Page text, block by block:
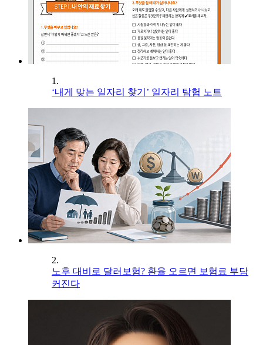
1.
‘내게 맞는 일자리 찾기’ 일자리 탐험 노트
2.
노후 대비로 달러보험? 환율 오르면 보험료 부담
커진다